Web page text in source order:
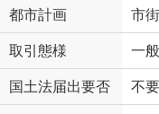
都市計画 市
取引態様 一
国土法届出要否 不要